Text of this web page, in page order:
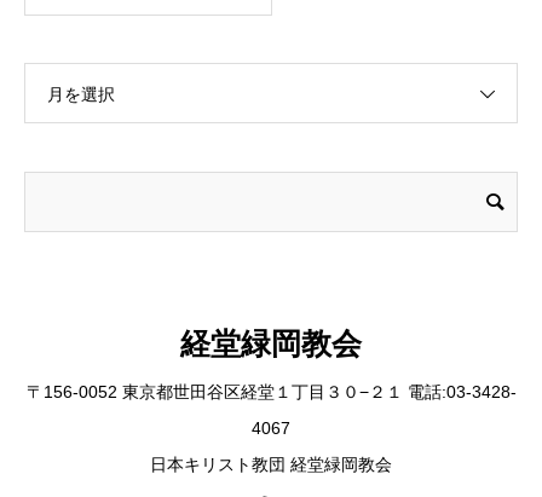
月を選択
経堂緑岡教会
〒156-0052 東京都世田谷区経堂１丁目３０−２１ 電話:03-3428-
4067
日本キリスト教団 経堂緑岡教会